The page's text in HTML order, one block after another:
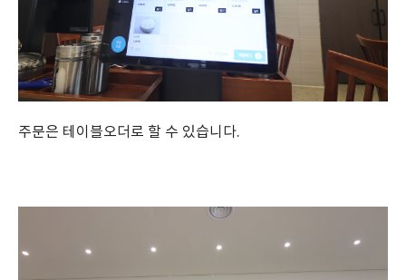
주문은 테이블오더로 할 수 있습니다.